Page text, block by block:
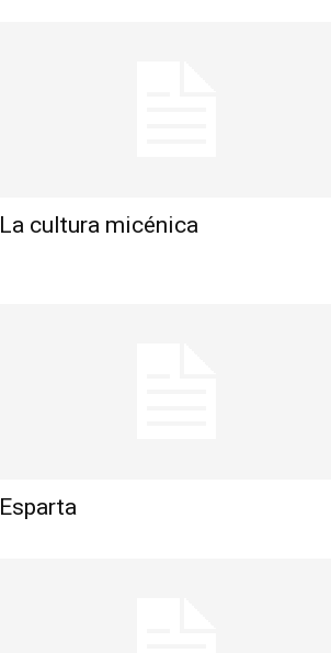
La cultura micénica
Esparta